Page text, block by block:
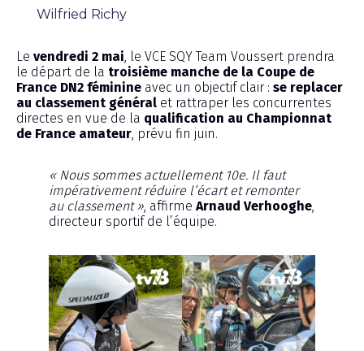
Wilfried Richy
Le vendredi 2 mai , le VCE SQY Team Voussert prendra
le départ de la troisième manche de la Coupe de
France DN2 féminine avec un objectif clair : se replacer
au classement général et rattraper les concurrentes
directes en vue de la qualification au Championnat
de France amateur , prévu fin juin.
« Nous sommes actuellement 10e. Il faut
impérativement réduire l’écart et remonter
au classement » , affirme Arnaud Verhooghe
directeur sportif de l’équipe.